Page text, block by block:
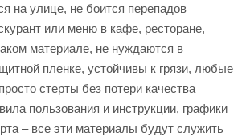
на улице, не боится перепадов
или меню в кафе, ресторане,
материале, не нуждаются в
пленке, устойчивы к грязи, любые
стерты без потери качества
пользования и инструкции, графики
– все эти материалы будут служить